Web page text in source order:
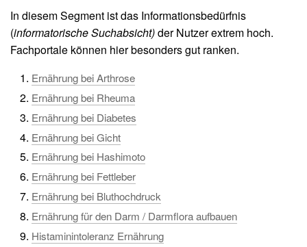
In diesem Segment ist das Informationsbedürfnis
(informatorische Suchabsicht)der Nutzer extrem hoch.
Fachportale können hier besonders gut ranken.
Ernährung bei Arthrose
Ernährung bei Rheuma
Ernährung bei Diabetes
Ernährung bei Gicht
Ernährung bei Hashimoto
Ernährung bei Fettleber
Ernährung bei Bluthochdruck
Ernährung für den Darm / Darmflora aufbauen
Histaminintoleranz Ernährung